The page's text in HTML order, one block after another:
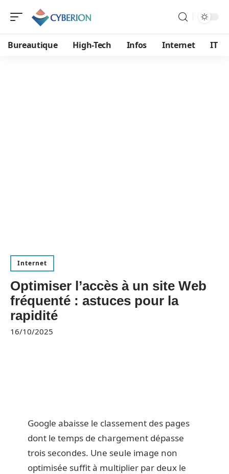
Bureautique High-Tech Infos Internet IT
Internet
Optimiser l’accès à un site Web
fréquenté : astuces pour la
rapidité
16/10/2025
Google abaisse le classement des pages
dont le temps de chargement dépasse
trois secondes. Une seule image non
optimisée suffit à multiplier par deux le